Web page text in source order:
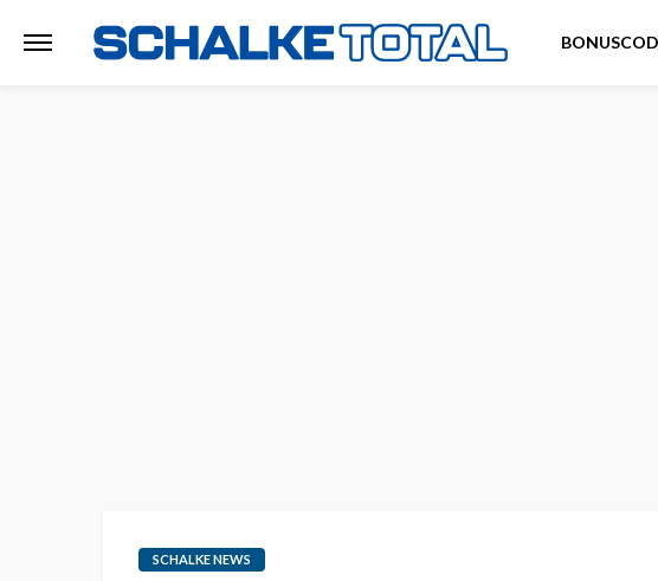
SCHALKE NEWS